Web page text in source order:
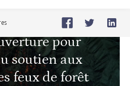
pour
soutien aux
feux de forêt